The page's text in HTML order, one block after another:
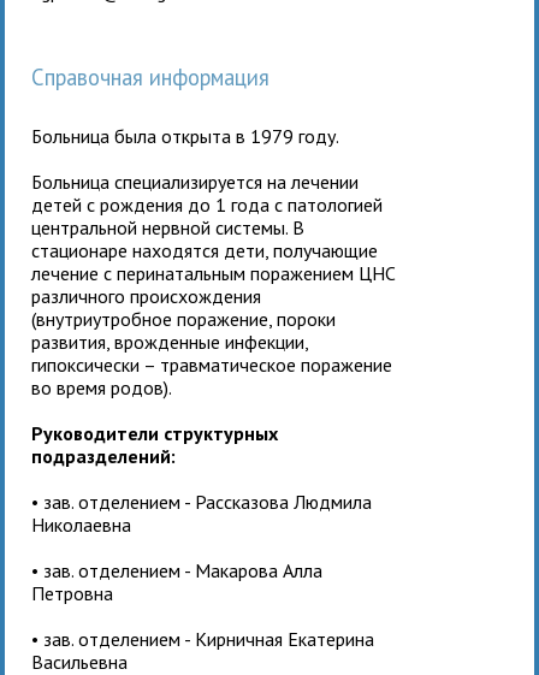
Справочная информация
Больница была открыта в 1979 году.
Больница специализируется на лечении
детей с рождения до 1 года с патологией
центральной нервной системы. В
стационаре находятся дети, получающие
лечение с перинатальным поражением ЦНС
различного происхождения
(внутриутробное поражение, пороки
развития, врожденные инфекции,
гипоксически – травматическое поражение
во время родов).
Руководители структурных
подразделений:
• зав. отделением - Рассказова Людмила
Николаевна
• зав. отделением - Макарова Алла
Петровна
• зав. отделением - Кирничная Екатерина
Васильевна